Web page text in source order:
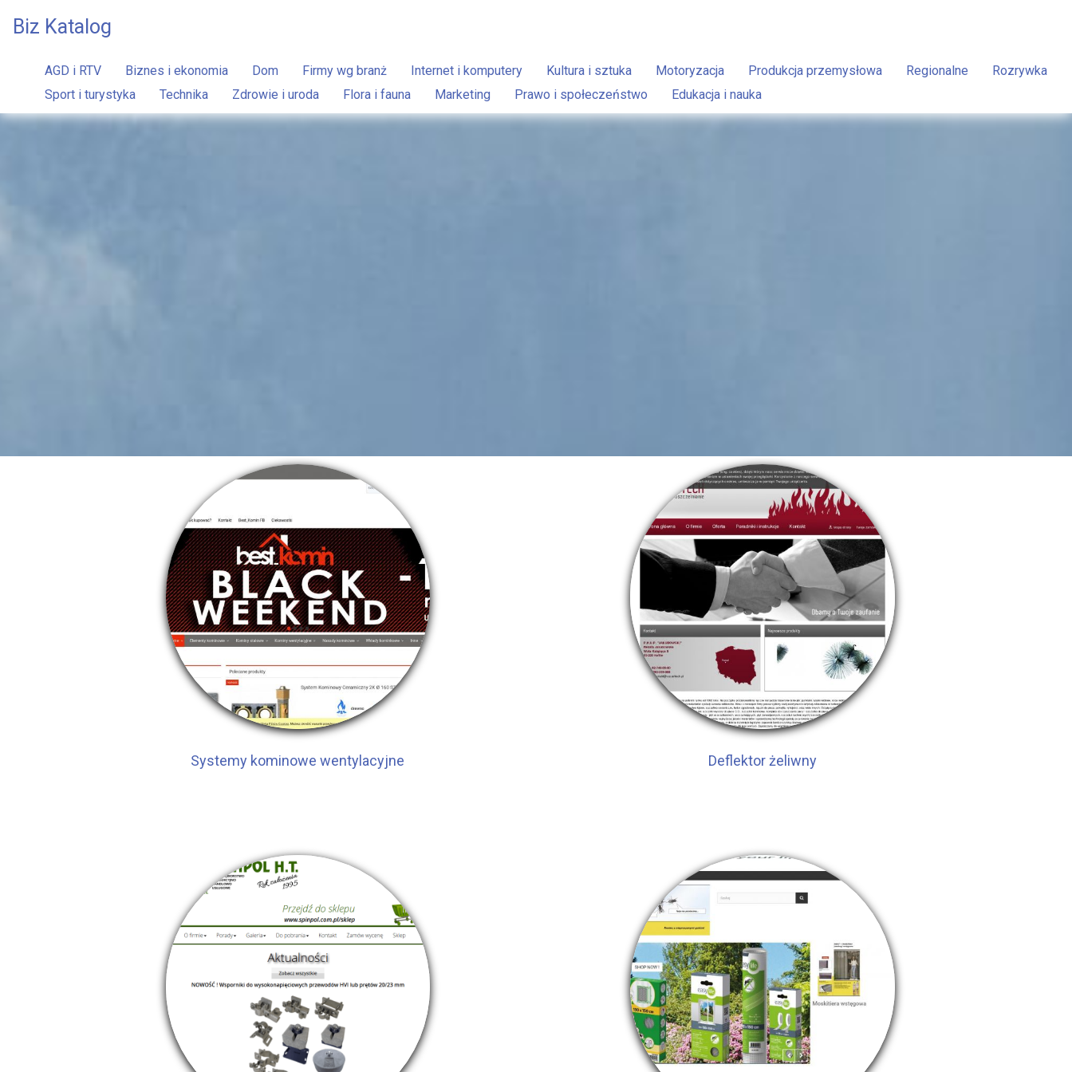
Biz Katalog
AGD i RTV Biznes i ekonomia Dom Firmy wg branż Internet i komputery Kultura i sztuka Motoryzacja Produkcja przemysłowa Regionalne
Rozrywka
Sport i turystyka
Technika Zdrowie i uroda Flora i fauna Marketing Prawo i społeczeństwo Edukacja i nauka
Systemy kominowe wentylacyjne Deflektor żeliwny